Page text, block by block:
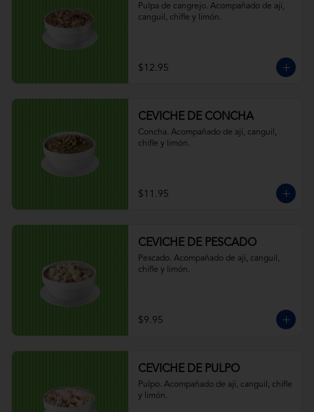
Pulpa de cangrejo. Acompañado de ají,
canguil, chifle y limón.
$12.95
CEVICHE DE CONCHA
Concha. Acompañado de ají, canguil,
chifle y limón.
$11.95
CEVICHE DE PESCADO
Pescado. Acompañado de ají, canguil,
chifle y limón.
$9.95
CEVICHE DE PULPO
Pulpo. Acompañado de ají, canguil, chifle
y limón.